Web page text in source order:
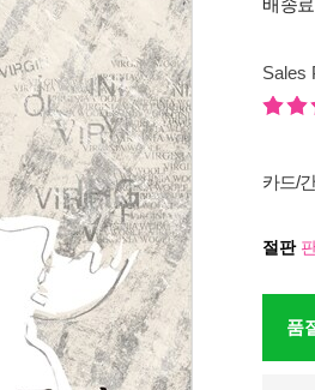
배송료
Sales
카드/
절판
품